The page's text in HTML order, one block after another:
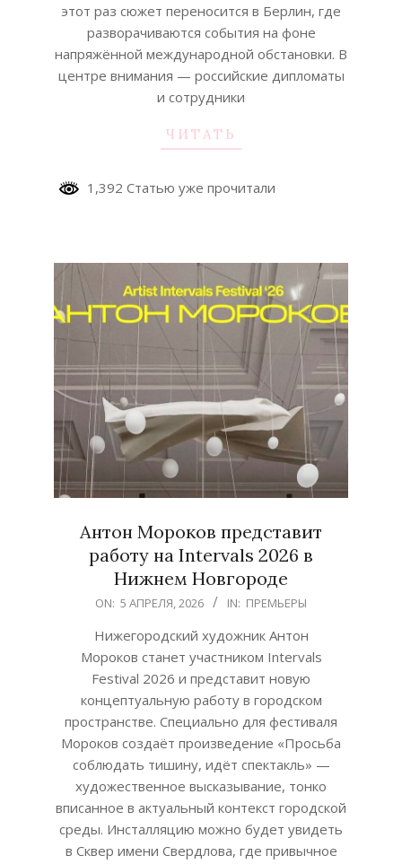
этот раз сюжет переносится в Берлин, где
разворачиваются события на фоне
напряжённой международной обстановки. В
центре внимания — российские дипломаты
и сотрудники
ЧИТАТЬ
1,392 Статью уже прочитали
Антон Мороков представит
работу на Intervals 2026 в
Нижнем Новгороде
ON: 5 АПРЕЛЯ, 2026 IN: ПРЕМЬЕРЫ
Нижегородский художник Антон
Мороков станет участником Intervals
Festival 2026 и представит новую
концептуальную работу в городском
пространстве. Специально для фестиваля
Мороков создаёт произведение «Просьба
соблюдать тишину, идёт спектакль» —
художественное высказывание, тонко
вписанное в актуальный контекст городской
среды. Инсталляцию можно будет увидеть
в Сквер имени Свердлова, где привычное